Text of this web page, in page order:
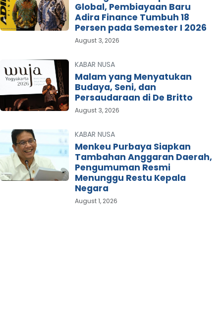
Global, Pembiayaan Baru
Adira Finance Tumbuh 18
Persen pada Semester I 2026
August 3, 2026
KABAR NUSA
Malam yang Menyatukan
Budaya, Seni, dan
Persaudaraan di De Britto
August 3, 2026
KABAR NUSA
Menkeu Purbaya Siapkan
Tambahan Anggaran Daerah,
Pengumuman Resmi
Menunggu Restu Kepala
Negara
August 1, 2026